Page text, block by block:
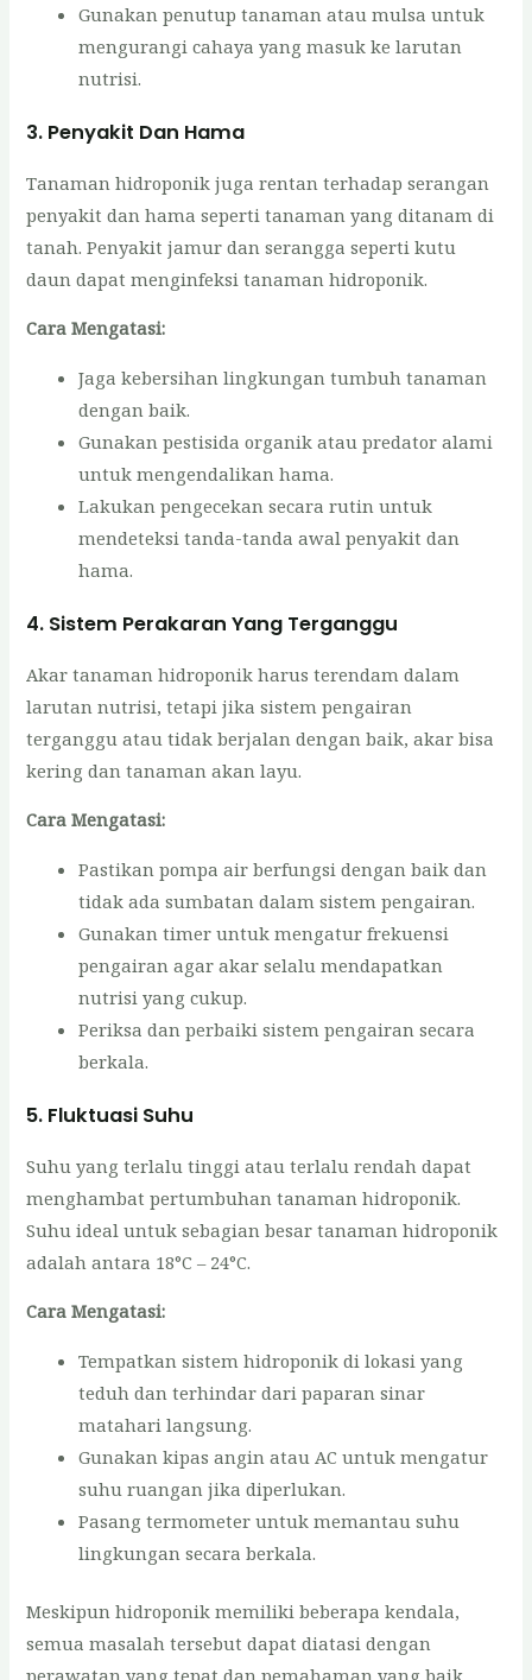
Gunakan penutup tanaman atau mulsa untuk
mengurangi cahaya yang masuk ke larutan
nutrisi.
3. Penyakit Dan Hama
Tanaman hidroponik juga rentan terhadap serangan
penyakit dan hama seperti tanaman yang ditanam di
tanah. Penyakit jamur dan serangga seperti kutu
daun dapat menginfeksi tanaman hidroponik.
Cara Mengatasi:
Jaga kebersihan lingkungan tumbuh tanaman
dengan baik.
Gunakan pestisida organik atau predator alami
untuk mengendalikan hama.
Lakukan pengecekan secara rutin untuk
mendeteksi tanda-tanda awal penyakit dan
hama.
4. Sistem Perakaran Yang Terganggu
Akar tanaman hidroponik harus terendam dalam
larutan nutrisi, tetapi jika sistem pengairan
terganggu atau tidak berjalan dengan baik, akar bisa
kering dan tanaman akan layu.
Cara Mengatasi:
Pastikan pompa air berfungsi dengan baik dan
tidak ada sumbatan dalam sistem pengairan.
Gunakan timer untuk mengatur frekuensi
pengairan agar akar selalu mendapatkan
nutrisi yang cukup.
Periksa dan perbaiki sistem pengairan secara
berkala.
5. Fluktuasi Suhu
Suhu yang terlalu tinggi atau terlalu rendah dapat
menghambat pertumbuhan tanaman hidroponik.
Suhu ideal untuk sebagian besar tanaman hidroponik
adalah antara 18°C – 24°C.
Cara Mengatasi:
Tempatkan sistem hidroponik di lokasi yang
teduh dan terhindar dari paparan sinar
matahari langsung.
Gunakan kipas angin atau AC untuk mengatur
suhu ruangan jika diperlukan.
Pasang termometer untuk memantau suhu
lingkungan secara berkala.
Meskipun hidroponik memiliki beberapa kendala,
semua masalah tersebut dapat diatasi dengan
perawatan yang tepat dan pemahaman yang baik